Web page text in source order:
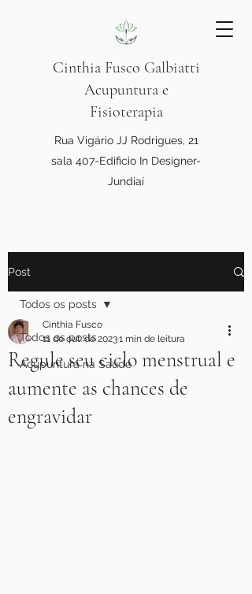
Cinthia Fusco Galbiatti
Acupuntura e
Fisioterapia
Rua Vigário JJ Rodrigues, 21
sala 407-Edificio In Designer-
Jundiaí
Post
Todos os posts
Acupuntura na Saúde
Todos os posts
Regule seu ciclo menstrual e
aumente as chances de
engravidar
Cinthia Fusco
11 de out. de 20231 min de leitura